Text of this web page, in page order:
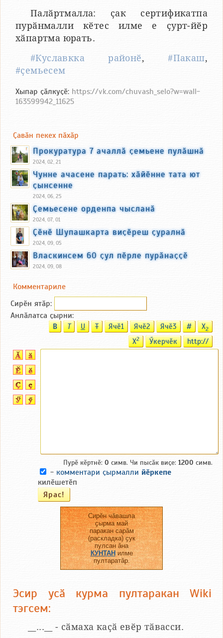
Палӑртмалла: ҫак сертификатпа
пурӑнмалли кӗтес илме е ҫурт-йӗр
хӑпартма юрать.
#Куславкка районӗ,#Пакаш,
#ҫемьесем
Хыпар ҫӑлкуҫӗ: https://vk.com/chuvash_selo?w=wall-
163599942_11625
Ҫавӑн пекех пӑхӑр
Прокуратура 7 ачаллӑ ҫемьене пулӑшнӑ
2024, 02, 21
Чунне ачасене парать: хӑйӗнне тата ют
ҫынсенне
2024, 06, 25
Ҫемьесене орденпа чысланӑ
2024, 07, 01
Ҫӗнӗ Шупашкарта виҫӗреш ҫуралнӑ
2024, 09, 05
Власкинсем 60 ҫул пӗрле пурӑнаҫҫӗ
2024, 09, 08
Комментариле
Сирӗн ятӑp:
Анлӑлатса ҫырни:
B T U T Ячӗ1 Ячӗ2 Ячӗ3 # X2
X2 Ӳкерчӗк http://
Пурӗ кӗртнӗ: 0 симв. Чи пысӑк виҫе: 1200 симв.
- комментари ҫырмалли йӗркепе
килӗшетӗп
Сирӗн чӑвашла
ҫырма май
паракан сарӑм
(раскладка) ҫук
пулсан ӑна
КУНТАНилме
пултаратӑр.
Эсир усӑ курма пултаракан Wiki
тэгсем:
__...__ - сӑмаха каҫӑ евӗр тӑвасси.